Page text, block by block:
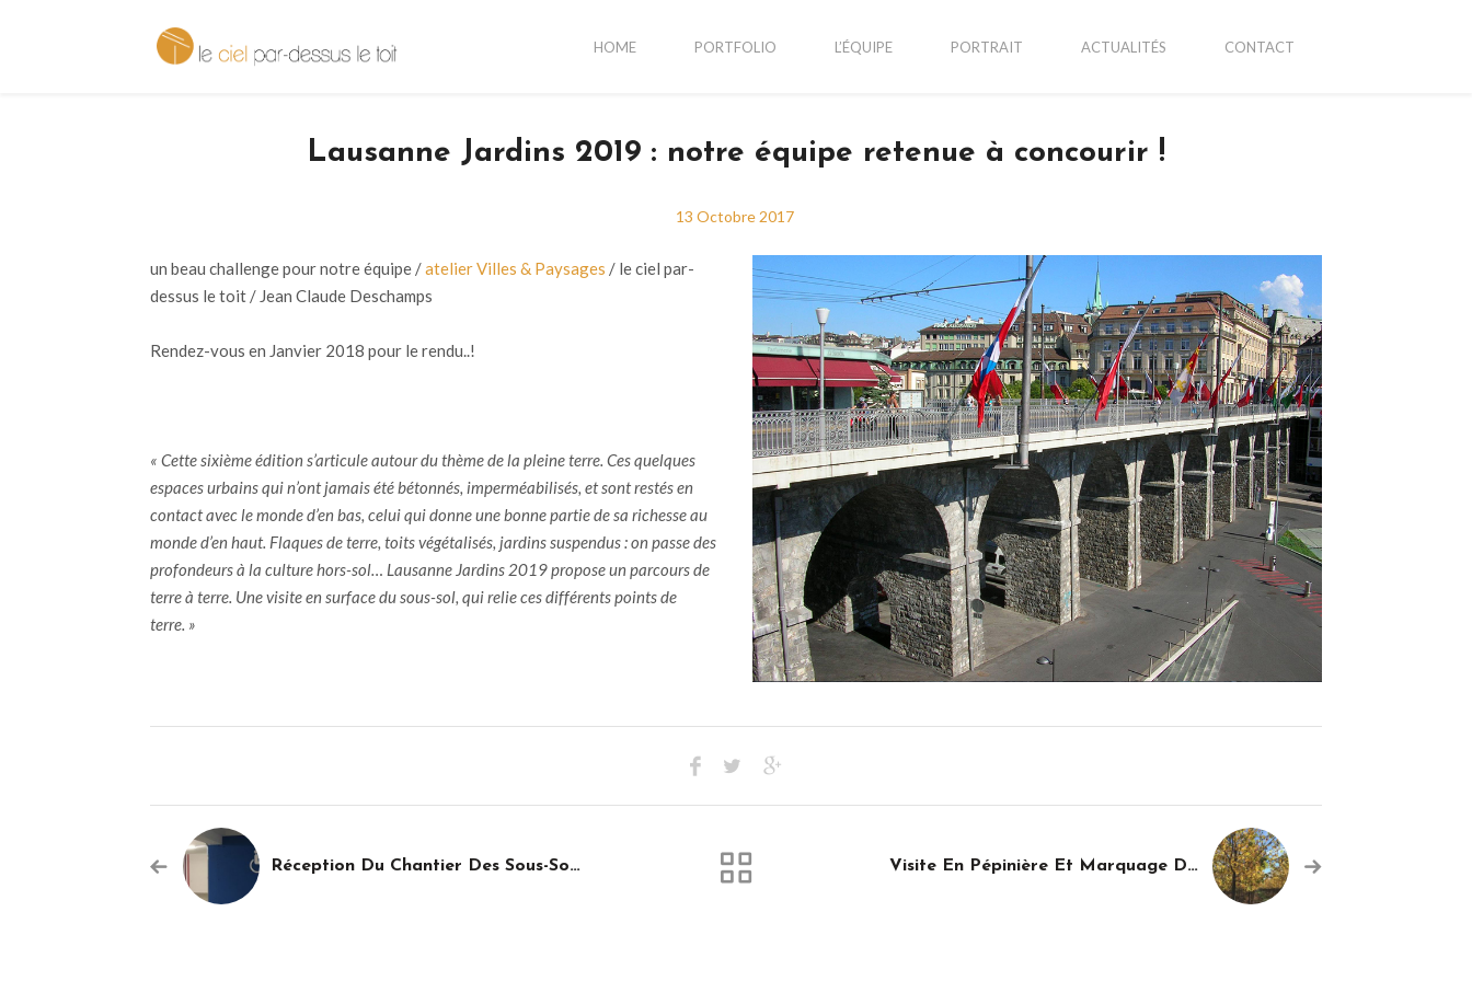
HOME PORTFOLIO L’ÉQUIPE PORTRAIT ACTUALITÉS CONTACT
Lausanne Jardins 2019 : notre équipe retenue à concourir !
13 Octobre 2017
un beau challenge pour notre équipe /atelier Villes & Paysages / le ciel par-
dessus le toit / Jean Claude Deschamps
Rendez-vous en Janvier 2018 pour le rendu..!
« Cette sixième édition s’articule autour du thème de la pleine terre. Ces quelques
espaces urbains qui n’ont jamais été bétonnés, imperméabilisés, etsont restés en
contact avec le monde d’en bas, celui qui donne une bonne partie de sa richesse au
monde d’en haut. Flaques de terre, toits végétalisés, jardins suspendus : on passe des
profondeurs à la culture hors-sol… Lausanne Jardins 2019 propose un parcours de
terre à terre. Une visite en surface du sous-sol, qui relie ces différents points de
terre. »
Réception Du Chantier Des Sous-Sols D’Albert Laurent ! Visite En Pépinière Et Marquage Des Arbres